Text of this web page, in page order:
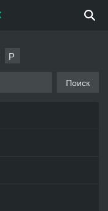
Р
Поиск